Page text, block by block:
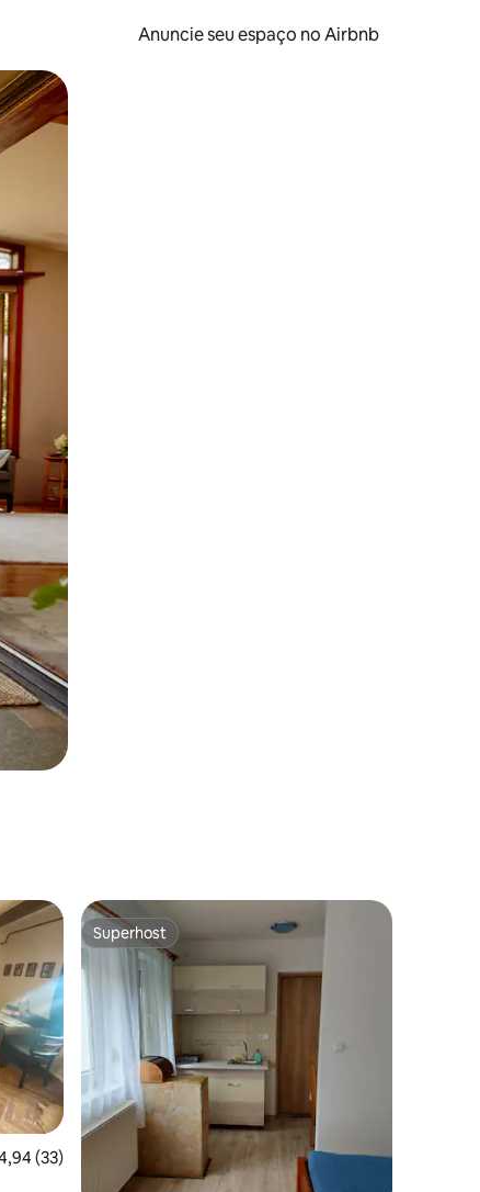
Anuncie seu espaço no Airbnb
o dedo na tela.
de uma avaliação média de 5, 33 avaliações
(33)
Superhost
Superhost